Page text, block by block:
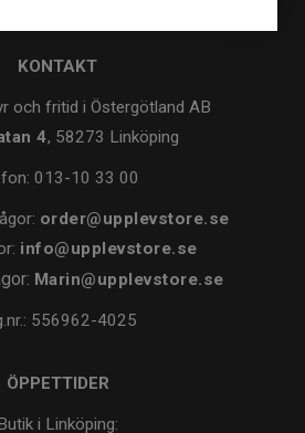
KONTAKT
och fritid i Östergötland AB
4, 58273 Linköping
013-10 33 00
order@upplevstore.se
info@upplevstore.se
Marin@upplevstore.se
556962-4025
ÖPPETTIDER
i Linköping: